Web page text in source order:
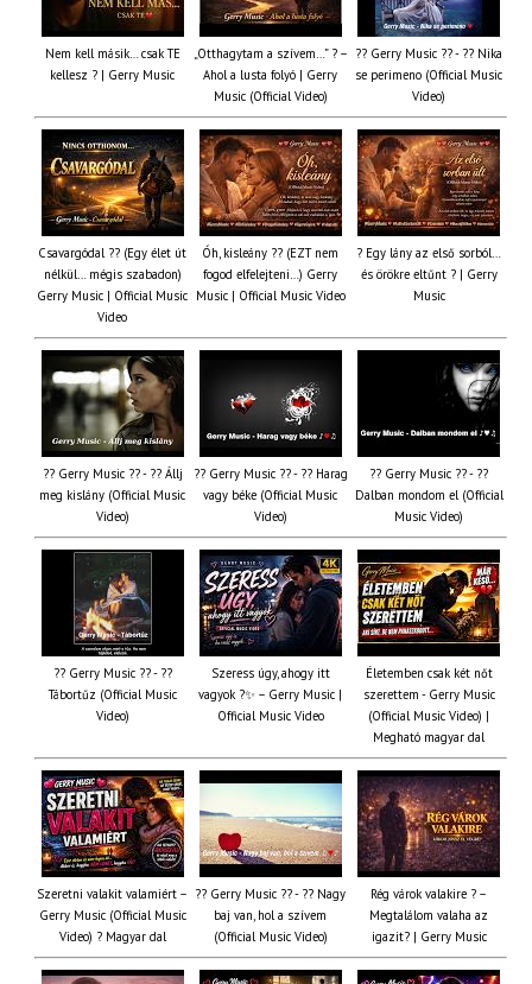
Nem kell másik… csak TE
kellesz ? | Gerry Music
„Otthagytam a szívem…” ? –
Ahol a lusta folyó | Gerry
Music (Official Video)
?? Gerry Music ?? - ?? Nika
se perimeno (Official Music
Video)
Csavargódal ?? (Egy élet út
nélkül… mégis szabadon)
Gerry Music | Official Music
Video
Óh, kisleány ?? (EZT nem
fogod elfelejteni…) Gerry
Music | Official Music Video
? Egy lány az első sorból…
és örökre eltűnt ? | Gerry
Music
?? Gerry Music ?? - ?? Állj
meg kislány (Official Music
Video)
?? Gerry Music ?? - ?? Harag
vagy béke (Official Music
Video)
?? Gerry Music ?? - ??
Dalban mondom el (Official
Music Video)
?? Gerry Music ?? - ??
Tábortűz (Official Music
Video)
Szeress úgy, ahogy itt
vagyok ?✨ – Gerry Music |
Official Music Video
Életemben csak két nőt
szerettem - Gerry Music
(Official Music Video) |
Megható magyar dal
Szeretni valakit valamiért –
Gerry Music (Official Music
Video) ? Magyar dal
?? Gerry Music ?? - ?? Nagy
baj van, hol a szívem
(Official Music Video)
Rég várok valakire ? –
Megtalálom valaha az
igazit? | Gerry Music